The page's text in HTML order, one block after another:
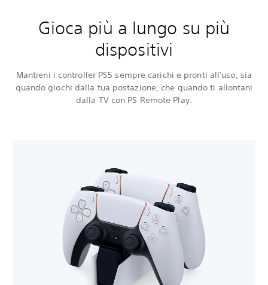
Gioca più a lungo su più
dispositivi
Mantieni i controller PS5 sempre carichi e pronti all'uso, sia
quando giochi dalla tua postazione, che quando ti allontani
dalla TV con PS Remote Play.